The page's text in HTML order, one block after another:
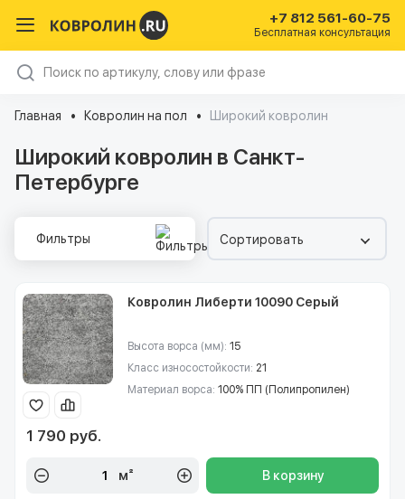
+7 812 561-60-75
Бесплатная консультация
Главная Ковролин на пол Широкий ковролин
Широкий ковролин в Санкт-
Петербурге
Фильтры Сортировать
Ковролин Либерти 10090 Серый
Высота ворса (мм): 15
Класс износостойкости: 21
Материал ворса: 100% ПП (Полипропилен)
1 790 руб.
м² В корзину